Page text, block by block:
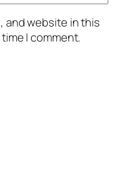
and website in this
I comment.